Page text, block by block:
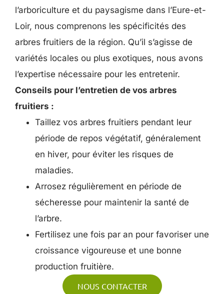
l’arboriculture et du paysagisme dans l’Eure-et-
Loir, nous comprenons les spécificités des
arbres fruitiers de la région. Qu’il s’agisse de
variétés locales ou plus exotiques, nous avons
l’expertise nécessaire pour les entretenir.
Conseils pour l’entretien de vos arbres
fruitiers :
Taillez vos arbres fruitiers pendant leur
période de repos végétatif, généralement
en hiver, pour éviter les risques de
maladies.
Arrosez régulièrement en période de
sécheresse pour maintenir la santé de
l’arbre.
Fertilisez une fois par an pour favoriser une
croissance vigoureuse et une bonne
production fruitière.
NOUS CONTACTER